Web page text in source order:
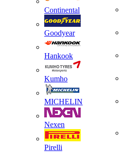
Continental
Goodyear
Hankook
Kumho
MICHELIN
Nexen
Pirelli